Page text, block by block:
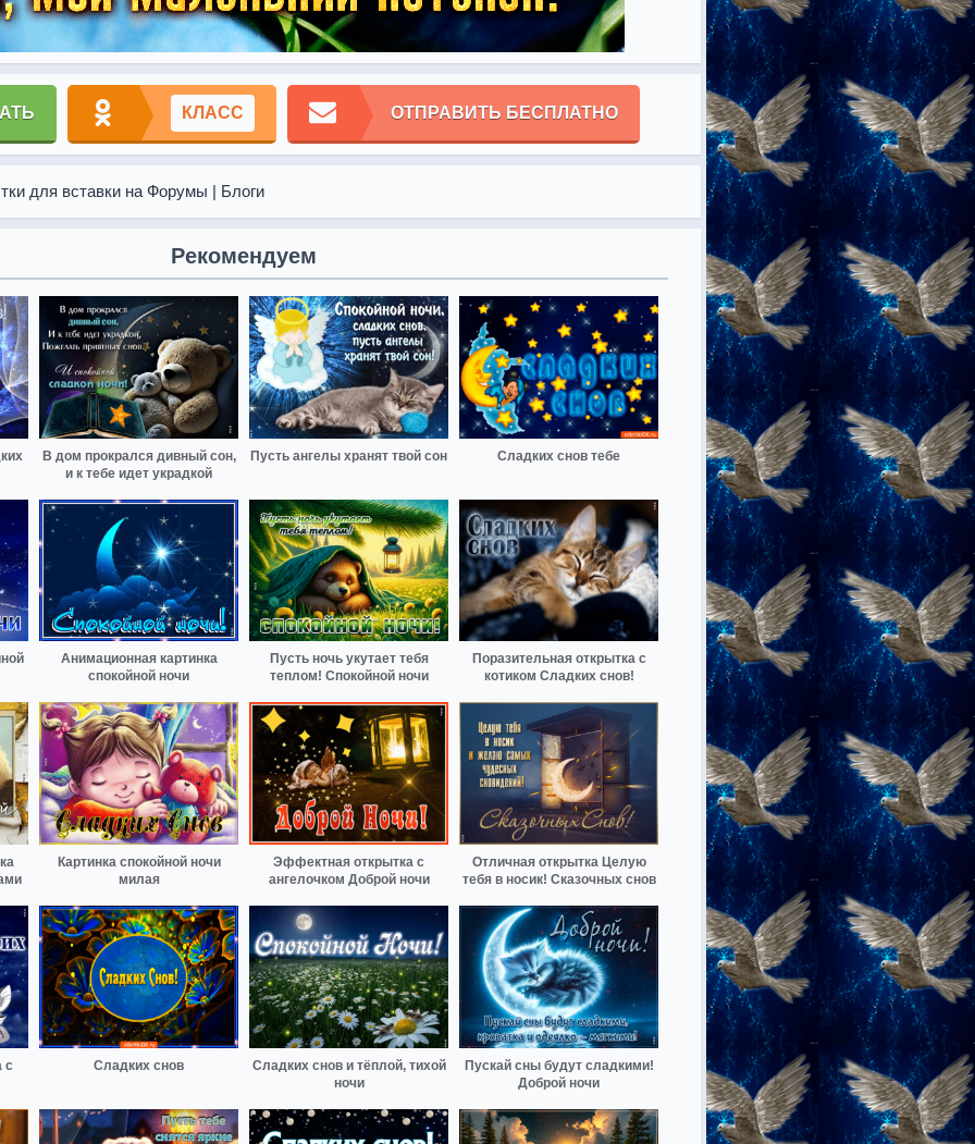
КЛАСС ОТПРАВИТЬ БЕСПЛАТНО
для вставки на Форумы | Блоги
Рекомендуем
В дом прокрался дивный сон,
и к тебе идет украдкой
Пусть ангелы хранят твой сон Сладких снов тебе
Анимационная картинка
спокойной ночи
Пусть ночь укутает тебя
теплом! Спокойной ночи
Поразительная открытка с
котиком Сладких снов!
Картинка спокойной ночи
милая
Эффектная открытка с
ангелочком Доброй ночи
Отличная открытка Целую
тебя в носик! Сказочных снов
с Сладких снов
Сладких снов и тёплой, тихой
ночи
Пускай сны будут сладкими!
Доброй ночи